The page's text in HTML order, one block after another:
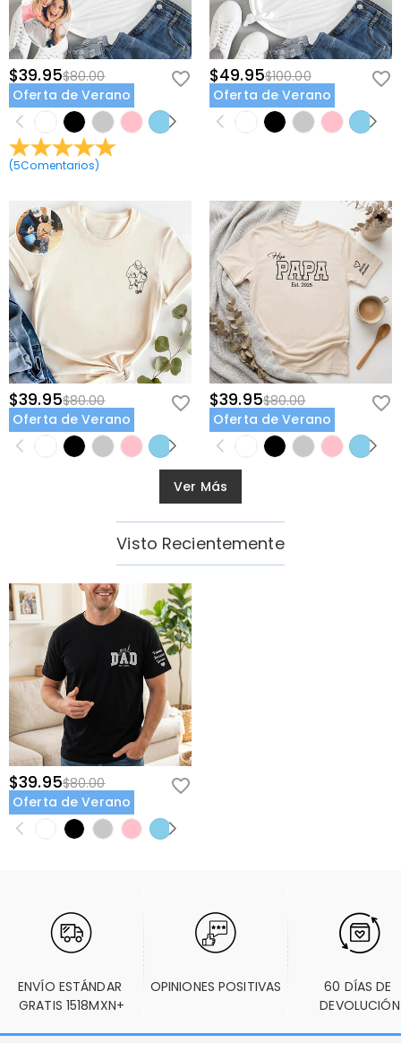
$39.95$80.00
Oferta de Verano
(5Comentarios)
$49.95$100.00
Oferta de Verano
$39.95$80.00
Oferta de Verano
$39.95$80.00
Oferta de Verano
Ver Más
Visto Recientemente
$39.95$80.00
Oferta de Verano
ENVÍO ESTÁNDAR
GRATIS 1518MXN+
OPINIONES POSITIVAS
60 DÍAS DE
DEVOLUCIÓN